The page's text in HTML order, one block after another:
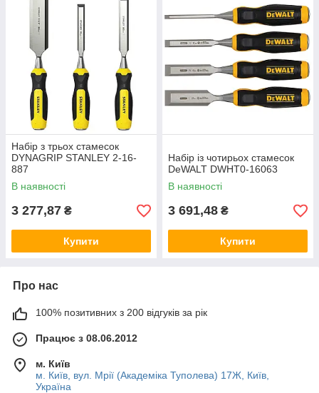
Набір з трьох стамесок
DYNAGRIP STANLEY 2-16-
887
В наявності
3 277,87 ₴
Купити
Набір із чотирьох стамесок
DeWALT DWHT0-16063
В наявності
3 691,48 ₴
Купити
Про нас
100% позитивних з 200 відгуків за рік
Працює з 08.06.2012
м. Київ
м. Київ, вул. Мрії (Академіка Туполева) 17Ж, Київ,
Україна